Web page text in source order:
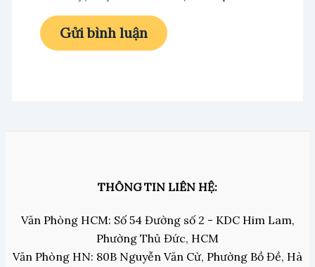
THÔNG TIN LIÊN HỆ:
Văn Phòng HCM: Số 54 Đường số 2 - KDC Him Lam,
Phường Thủ Đức, HCM
Văn Phòng HN: 80B Nguyễn Văn Cừ, Phường Bồ Đề, Hà